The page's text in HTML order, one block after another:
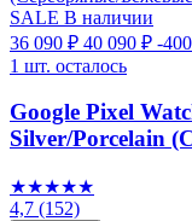
SALE В наличии
36 090 ₽ 40 090 ₽ -
1 шт. осталось
Google Pixel
Silver/Porcelain
★★★★★
4,7 (152)